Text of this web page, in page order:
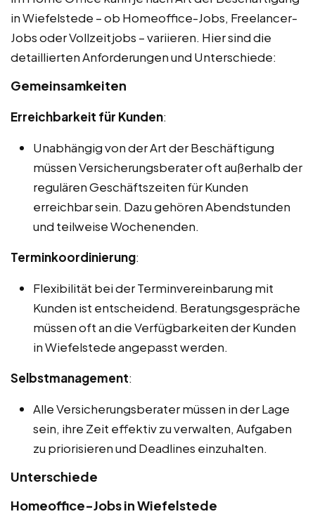
in Wiefelstede – ob Homeoffice-Jobs, Freelancer-
Jobs oder Vollzeitjobs – variieren. Hier sind die
detaillierten Anforderungen und Unterschiede:
Gemeinsamkeiten
Erreichbarkeit für Kunden:
Unabhängig von der Art der Beschäftigung
müssen Versicherungsberater oft außerhalb der
regulären Geschäftszeiten für Kunden
erreichbar sein. Dazu gehören Abendstunden
und teilweise Wochenenden.
Terminkoordinierung:
Flexibilität bei der Terminvereinbarung mit
Kunden ist entscheidend. Beratungsgespräche
müssen oft an die Verfügbarkeiten der Kunden
in Wiefelstede angepasst werden.
Selbstmanagement:
Alle Versicherungsberater müssen in der Lage
sein, ihre Zeit effektiv zu verwalten, Aufgaben
zu priorisieren und Deadlines einzuhalten.
Unterschiede
Homeoffice-Jobs in Wiefelstede